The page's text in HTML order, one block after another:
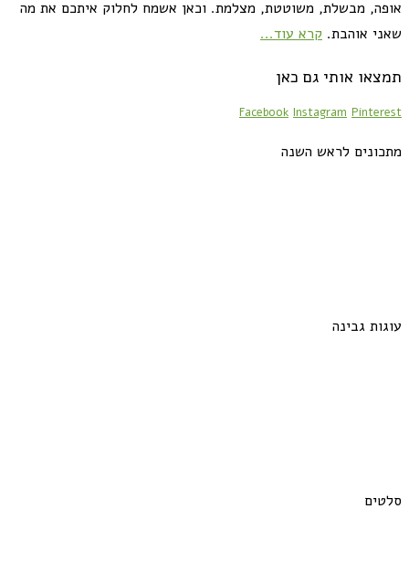
אופה, מבשלת, משוטטת, מצלמת. וכאן אשמח לחלוק איתכם את מה
שאני אוהבת. קרא עוד...
תמצאו אותי גם כאן
Facebook Instagram Pinterest
מתכונים לראש השנה
עוגות גבינה
סלטים